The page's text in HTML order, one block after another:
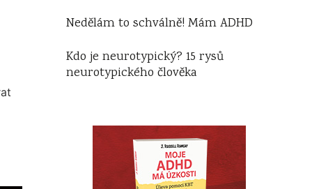
Nedělám to schválně! Mám ADHD
Kdo je neurotypický? 15 rysů
neurotypického člověka